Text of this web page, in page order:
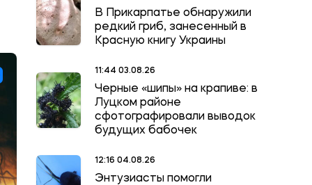
В Прикарпатье обнаружили
редкий гриб, занесенный в
Красную книгу Украины
11:44 03.08.26
Черные «шипы» на крапиве: в
Луцком районе
сфотографировали выводок
будущих бабочек
12:16 04.08.26
Энтузиасты помогли